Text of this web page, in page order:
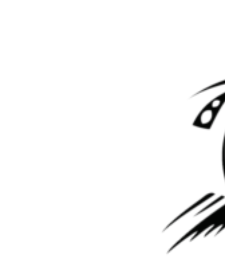
4HP14, 4HP16, 4HP18, 4HP20 и 4HP24
автомобили с задним и полным приводом. Агрегатировалась
следующих
маркировок: 4HP14, 4HP16, 4HP18, 4HP20 и 4HP24. Разница
между трансмиссиями 4HP22 и 4HP24 лишь по пакетам